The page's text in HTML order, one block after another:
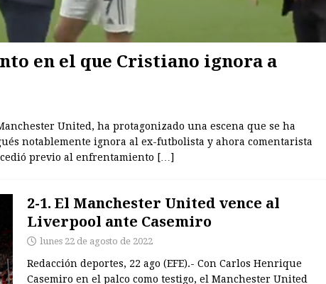
en el que Cristiano ignora a
United, ha protagonizado una escena que se ha
notablemente ignora al ex-futbolista y ahora comentarista
previo al enfrentamiento […]
2-1. El Manchester United vence al
Liverpool ante Casemiro
lunes 22 de agosto de 2022
Redacción deportes, 22 ago (EFE).- Con Carlos Henrique
Casemiro en el palco como testigo, el Manchester United